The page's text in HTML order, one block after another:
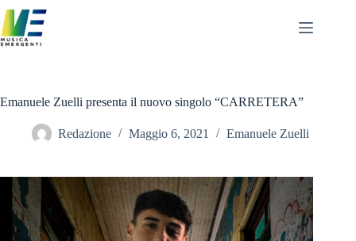
al
contenuto
Emanuele Zuelli presenta il nuovo singolo “CARRETERA”
Redazione Maggio 6, 2021 Emanuele Zuelli